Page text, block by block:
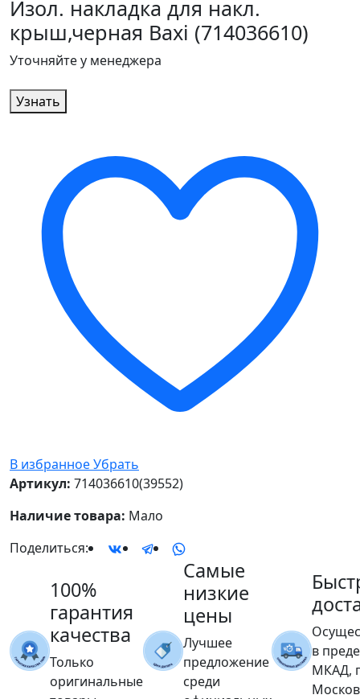
Изол. накладка для накл.
крыш,черная Baxi (714036610)
Уточняйте у менеджера
Узнать
В избранноеУбрать
Артикул: 714036610(39552)
Наличие товара: Мало
Поделиться:
100%
гарантия
качества
Только
оригинальные
Самые
низкие
цены
Лучшее
предложение
среди
в
МКАД,